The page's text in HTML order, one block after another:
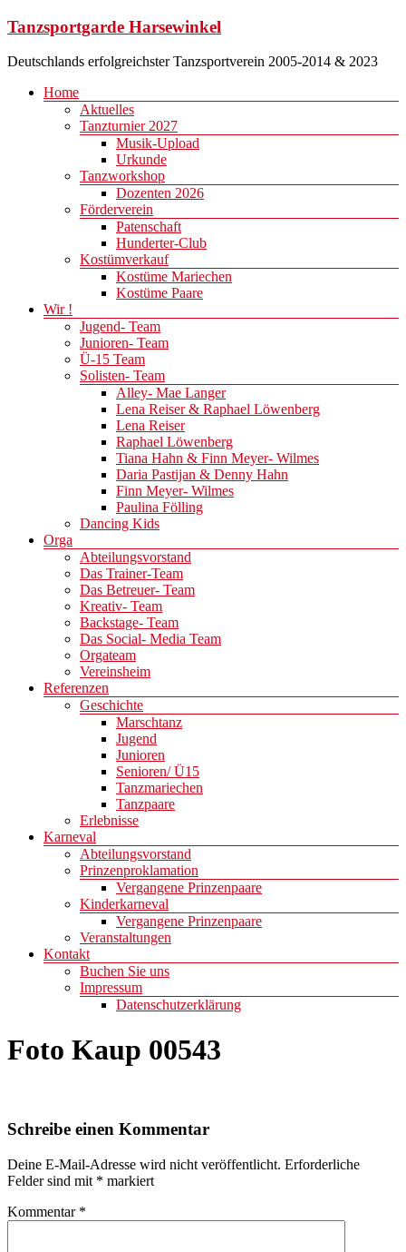
Zum
springen
Tanzsportgarde Harsewinkel
Deutschlands erfolgreichster Tanzsportverein 2005-2014 & 2023
Menü
Home
Aktuelles
Tanzturnier 2027
Musik-Upload
Urkunde
Tanzworkshop
Dozenten 2026
Förderverein
Patenschaft
Hunderter-Club
Kostümverkauf
Kostüme Mariechen
Kostüme Paare
Wir !
Jugend- Team
Junioren- Team
Ü-15 Team
Solisten- Team
Alley- Mae Langer
Lena Reiser & Raphael Löwenberg
Lena Reiser
Raphael Löwenberg
Tiana Hahn & Finn Meyer- Wilmes
Daria Pastijan & Denny Hahn
Finn Meyer- Wilmes
Paulina Fölling
Dancing Kids
Orga
Abteilungsvorstand
Das Trainer-Team
Das Betreuer- Team
Kreativ- Team
Backstage- Team
Das Social- Media Team
Orgateam
Vereinsheim
Referenzen
Geschichte
Marschtanz
Jugend
Junioren
Senioren/ Ü15
Tanzmariechen
Tanzpaare
Erlebnisse
Karneval
Abteilungsvorstand
Prinzenproklamation
Vergangene Prinzenpaare
Kinderkarneval
Vergangene Prinzenpaare
Veranstaltungen
Kontakt
Buchen Sie uns
Impressum
Datenschutzerklärung
Foto Kaup 00543
Schreibe einen Kommentar
Deine E-Mail-Adresse wird nicht veröffentlicht. Erforderliche
Felder sind mit * markiert
Kommentar *